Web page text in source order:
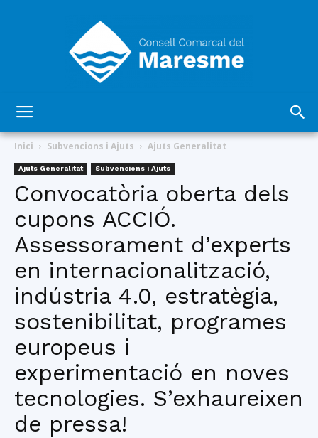
Comarcal
del
Maresme
Inici Subvencions i Ajuts Ajuts Generalitat
Ajuts Generalitat Subvencions i Ajuts
Convocatòria oberta dels
cupons ACCIÓ.
Assessorament d’experts
en internacionalització,
indústria 4.0, estratègia,
sostenibilitat, programes
europeus i
experimentació en noves
tecnologies. S’exhaureixen
de pressa!